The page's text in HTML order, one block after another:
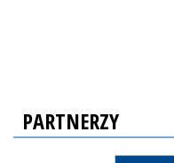
PARTNERZY